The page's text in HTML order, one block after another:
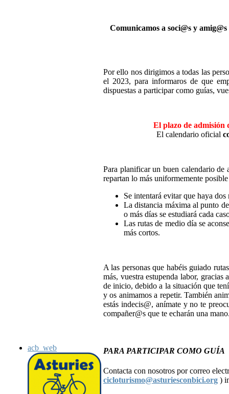
acb_web
Comunicamos a soci@s y
Por ello nos dirigimos a todas las
el 2023, para informaros de que
dispuestas a participar como guías,
El plazo de admisión
El calendario oficial
Para planificar un buen calendario de
repartan lo más uniformemente
Se intentará evitar que haya
La distancia máxima al punto
o más días se estudiará cada
Las rutas de medio día se
más cortos.
A las personas que habéis guiado
más, vuestra estupenda labor,
de inicio, debido a la situación que
y os animamos a repetir. También
estás indecis@, anímate y no te
compañer@s que te echarán una
PARA PARTICIPAR COMO GUÍA
Contacta con nosotros por correo
cicloturismo@asturiesconbici.org )